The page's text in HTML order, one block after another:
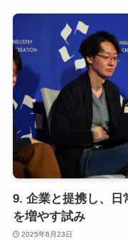
9. 企業と提携し、日
を増やす試み
2025年6月23日